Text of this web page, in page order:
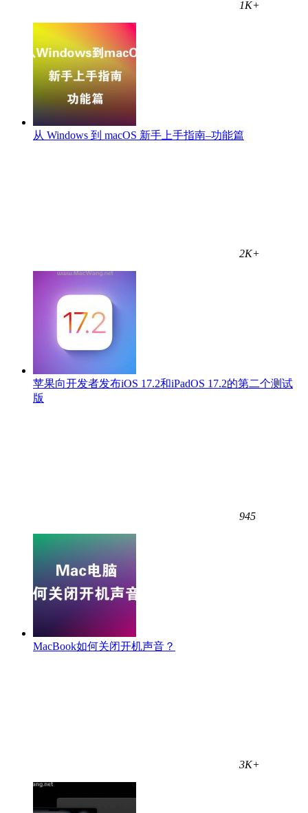
1K+
从 Windows 到 macOS 新手上手指南–功能篇
2K+
苹果向开发者发布iOS 17.2和iPadOS 17.2的第二个测试
版
945
MacBook如何关闭开机声音？
3K+